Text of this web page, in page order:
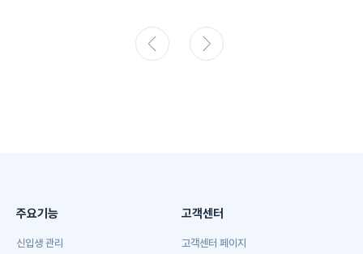
주요기능
신입생 관리
고객센터
고객센터 페이지